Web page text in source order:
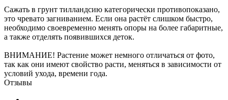
Сажать в грунт тилландсию категорически противопоказано,
это чревато загниванием. Если она растёт слишком быстро,
необходимо своевременно менять опоры на более габаритные,
а также отделять появившихся деток.
ВНИМАНИЕ! Растение может немного отличаться от фото,
так как они имеют свойство расти, меняться в зависимости от
условий ухода, времени года.
Отзывы